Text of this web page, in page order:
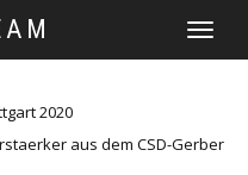
TOGGLE
2020
aus dem CSD-Gerber